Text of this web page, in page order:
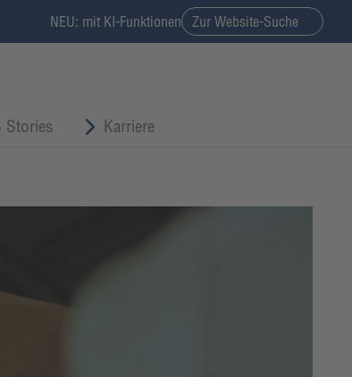
NEU: mit KI-Funktionen Zur Website-Suche
Stories Karriere